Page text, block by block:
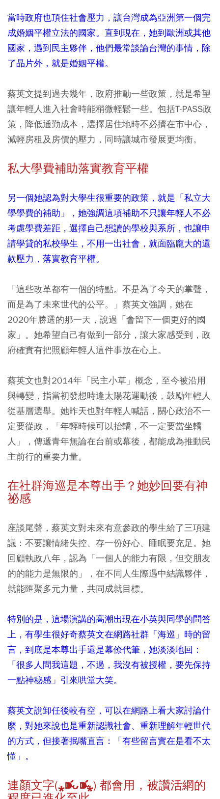
當時政府也頂住社會壓力，讓台灣成為亞洲第一個完
成婚姻平權立法的國家。直到現在，她到歐洲或其他
國家，遇到民主夥伴，他們最常談論台灣的事情，除
了晶片外，就是婚姻平權。
蔡英文提到過去幾年，政府推動一些政策，就是希望
讓年輕人進入社會時能稍微輕鬆一些。包括T-PASS政
策，降低通勤成本，選擇居住地時不必擠在市中心，
減輕房租及房價的壓力，同時讓城市發展更均衡。
私大學費補助落實教育平權
另一個她認為對大學生很重要的政策，就是「私立大
學學費的補助」，她強調這項補助不只讓年輕人不必
考慮學費差距，選擇自己想讀的學校與系所，也讓申
請學貸的私校學生，不用一出社會，就面臨龐大的還
款壓力，落實教育平權。
「這些改革都有一個的特點。不是為了今天的掌聲，
而是為了未來世代的公平。」蔡英文強調，她在
2020年勝選的那一天，說過「會留下一個更好的國
家」。她希望自己有做到一部分，讓大家感受到，政
府確實有把照顧年輕人這件事放在心上。
蔡英文也對2014年「民主小草」概念，至今被沿用
與轉變，指當初發想時逢太陽花運動後，鼓勵年輕人
從基層選舉。她昨天也對年輕人喊話，關心政治不一
定要從政，「年輕時候可以抬轎，不一定要當坐轎
人」，傳遞青年無論在台前或幕後，都能成為推動民
主前行的重要力量。
在社群海巡是本尊出手？她妙回要有神
祕感
座談尾聲，蔡英文對未來有意參政的學生給了三項建
議：不要讓情緒失控、存一份好心、睡眠要充足。她
回顧執政八年，認為「一個人的能力有限，但交朋友
的的能力是無限的」，在不同人生際遇中結識夥伴，
就能匯聚多元力量，共同成就目標。
特別的是，這場演講的高潮出現在小英與同學的問答
上，有學生很好奇蔡英文在網路社群「海巡」時的留
言，到底是本尊出手還是幕僚代筆，她淡淡地回：
「很多人問我這題，不過，我沒有被授權，要先保持
一點神秘感」引來哄堂大笑。
蔡英文說卸任後較有空，可以在網路上看大家討論什
麼，對她來說也是重新認識社會、重新理解年輕世代
的方式，但接著抿嘴直言：「有些留言實在是看不太
懂」。
連顏文字(⁎⁍̴̛ᴗ⁍̴̛⁎) 都會用，被讚活網的